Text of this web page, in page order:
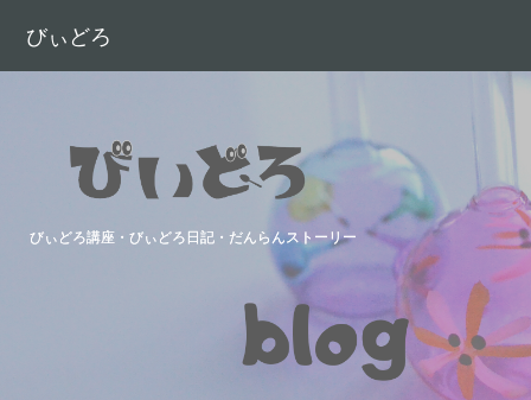
びぃどろ
びぃどろ講座・びぃどろ日記・だんらんストーリー